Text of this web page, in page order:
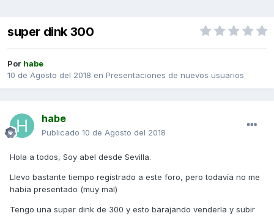
super dink 300
Por habe
10 de Agosto del 2018 en Presentaciones de nuevos usuarios
habe
Publicado 10 de Agosto del 2018
Hola a todos, Soy abel desde Sevilla.
Llevo bastante tiempo registrado a este foro, pero todavía no me
había presentado (muy mal)
Tengo una super dink de 300 y esto barajando venderla y subir